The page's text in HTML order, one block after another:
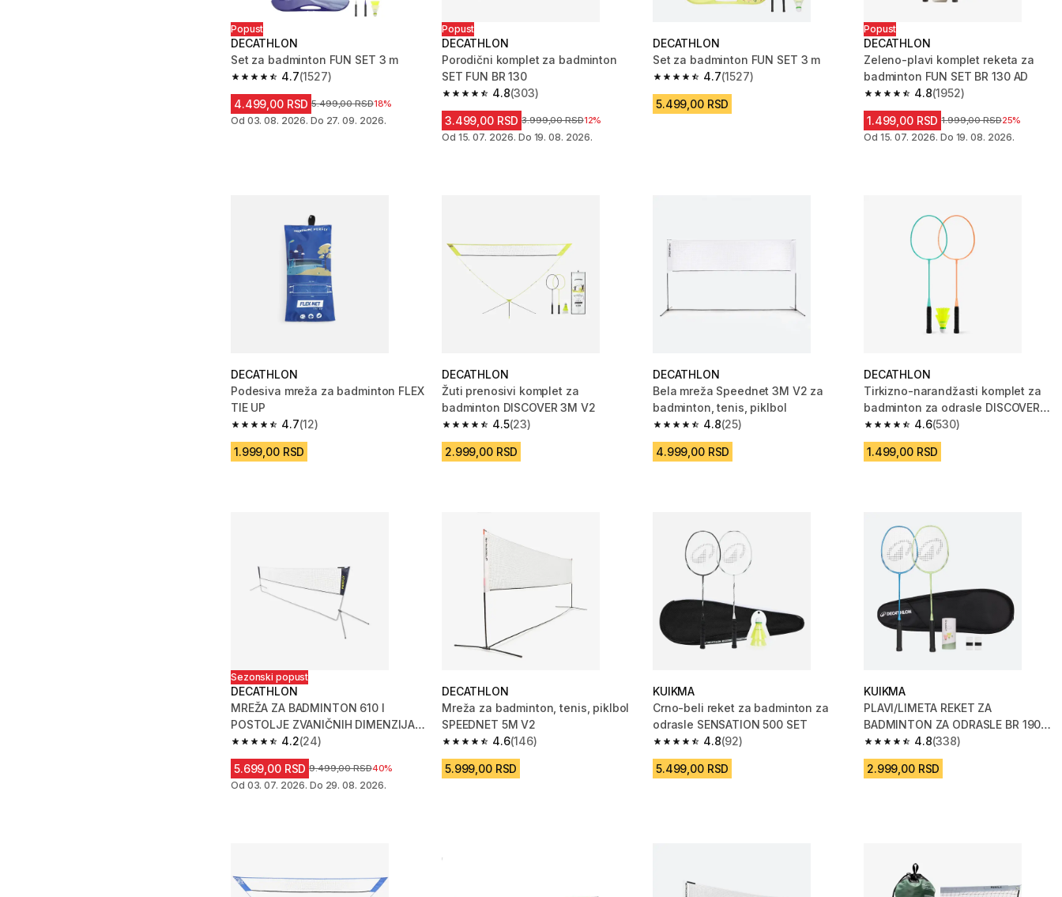
Popust
DECATHLON
Set za badminton FUN SET 3 m
4.7
4.7 od 5 zvezdica from 1527 Recenzije
(1527)
4.499,00 RSD Cena pre sniženja
5.499,00 RSD18%
Od 03. 08. 2026. Do 27. 09. 2026.
Popust
DECATHLON
Porodični komplet za badminton
SET FUN BR 130
4.8
4.8 od 5 zvezdica from 303 Recenzije
(303)
3.499,00 RSD Cena pre sniženja
3.999,00 RSD12%
Od 15. 07. 2026. Do 19. 08. 2026.
DECATHLON
Set za badminton FUN SET 3 m
4.7
4.7 od 5 zvezdica from 1527 Recenzije
(1527)
5.499,00 RSD
Popust
DECATHLON
Zeleno-plavi komplet reketa za
badminton FUN SET BR 130 AD
4.8
4.8 od 5 zvezdica from 1952
(1952)
1.499,00 RSD Cena pre sniženja
1.999,00 RSD25%
Od 15. 07. 2026. Do 19. 08. 2026.
DECATHLON
Podesiva mreža za badminton FLEX
TIE UP
4.7
4.7 od 5 zvezdica from 12 Recenzije
(12)
1.999,00 RSD
DECATHLON
Žuti prenosivi komplet za
badminton DISCOVER 3M V2
4.5
4.5 od 5 zvezdica from 23 Recenzije
(23)
2.999,00 RSD
DECATHLON
Bela mreža Speednet 3M V2 za
badminton, tenis, piklbol
4.8
4.8 od 5 zvezdica from 25 Recenzije
(25)
4.999,00 RSD
DECATHLON
Tirkizno-narandžasti komplet za
badminton za odrasle DISCOVER
BR100
4.6
4.6 od 5 zvezdica from 530
(530)
1.499,00 RSD
Sezonski popust
DECATHLON
MREŽA ZA BADMINTON 610 I
POSTOLJE ZVANIČNIH DIMENZIJA
6,10 m
4.2
4.2 od 5 zvezdica from 24 Recenzije
(24)
5.699,00 RSD Cena pre sniženja
9.499,00 RSD40%
Od 03. 07. 2026. Do 29. 08. 2026.
DECATHLON
Mreža za badminton, tenis, piklbol
SPEEDNET 5M V2
4.6
4.6 od 5 zvezdica from 146 Recenzije
(146)
5.999,00 RSD
KUIKMA
Crno-beli reket za badminton za
odrasle SENSATION 500 SET
4.8
4.8 od 5 zvezdica from 92 Recenzije
(92)
5.499,00 RSD
KUIKMA
PLAVI/LIMETA REKET ZA
BADMINTON ZA ODRASLE BR 190
SET PARTNER
4.8
4.8 od 5 zvezdica from 338
(338)
2.999,00 RSD